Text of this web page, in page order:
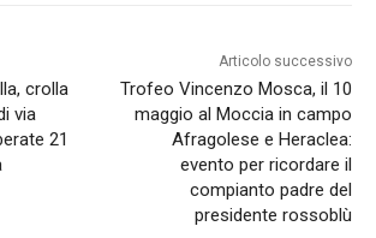
crolla
via
21
Articolo successivo
Trofeo Vincenzo Mosca, il 10
maggio al Moccia in campo
Afragolese e Heraclea:
evento per ricordare il
compianto padre del
presidente rossoblù